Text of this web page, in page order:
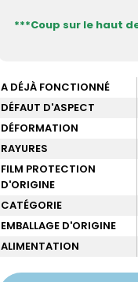
***Coup sur le haut
A DÉJÀ FONCTIONNÉ
DÉFAUT D'ASPECT
DÉFORMATION
RAYURES
FILM PROTECTION
D'ORIGINE
CATÉGORIE
EMBALLAGE D'ORIGINE
ALIMENTATION